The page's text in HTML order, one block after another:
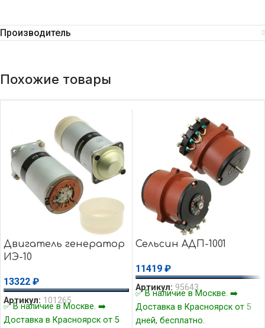
Производитель
Похожие товары
Двигатель генератор
ИЭ-10
13322 ₽
Артикул: 101265
✅ В наличие в Москве. ➡️
Доставка в Красноярск от 5
Сельсин АДП-1001
11419 ₽
Артикул: 95643
✅ В наличие в Москве. ➡️
Доставка в Красноярск от 5
дней, бесплатно.